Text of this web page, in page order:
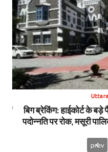
बिग ब्रेकिंग: हाईकोर्ट के
पदोन्नति पर रोक, मसूरी
prev